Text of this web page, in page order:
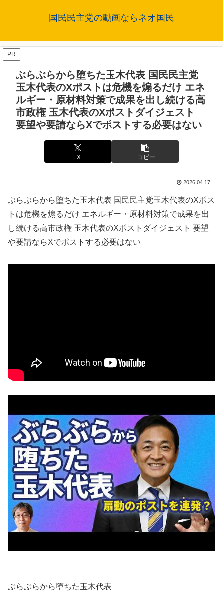
国民民主党の動画ならネオ国民
PR
ぶらぶらから堕ちた玉木代表 国民民主党
玉木代表のXポストは危機を煽るだけ エネ
ルギー・原材料対策で成果を出し続ける高
市政権 玉木代表のXポストダイジェスト
要望や要請ならXでポストする必要はない
X コピー
2026.04.17
ぶらぶらから堕ちた玉木代表 国民民主党玉木代表のXポス
トは危機を煽るだけ エネルギー・原材料対策で成果を出
し続ける高市政権 玉木代表のXポストダイジェスト 要望
や要請ならXでポストする必要はない
ぶらぶらから堕ちた玉木代表